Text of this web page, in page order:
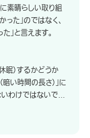
素晴らしい取り組
た」のではなく、
」と言えます。
眠）するかどうか
い時間の長さ）」に
わけではないです